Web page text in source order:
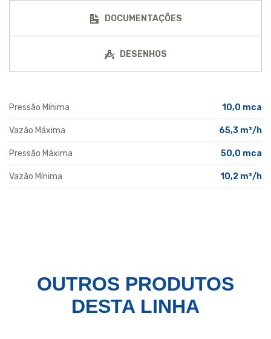
DOCUMENTAÇÕES
DESENHOS
Pressão Mínima 10,0 mca
Vazão Máxima 65,3 m³/h
Pressão Máxima 50,0 mca
Vazão Mínima 10,2 m³/h
OUTROS PRODUTOS
DESTA LINHA